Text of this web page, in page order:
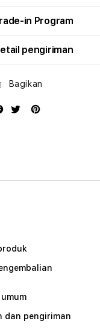
in Program
pengiriman
Bagikan
dan pengiriman